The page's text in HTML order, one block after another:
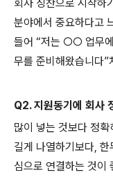
회사 칭찬으로 시작하
분야에서 중요하다고
들어 “저는 ○○ 업무
무를 준비해왔습니다
Q2. 지원동기에 회사
많이 넣는 것보다 정
길게 나열하기보다,
심으로 연결하는 것이